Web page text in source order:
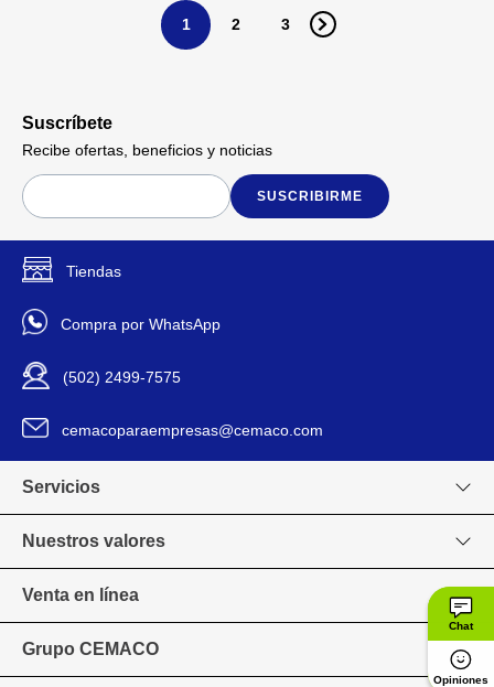
1 2 3
Suscríbete
Recibe ofertas, beneficios y noticias
SUSCRIBIRME
Tiendas
Compra por WhatsApp
(502) 2499-7575
cemacoparaempresas@cemaco.com
Servicios
Nuestros valores
Venta en línea
Grupo CEMACO
Chat
Opiniones